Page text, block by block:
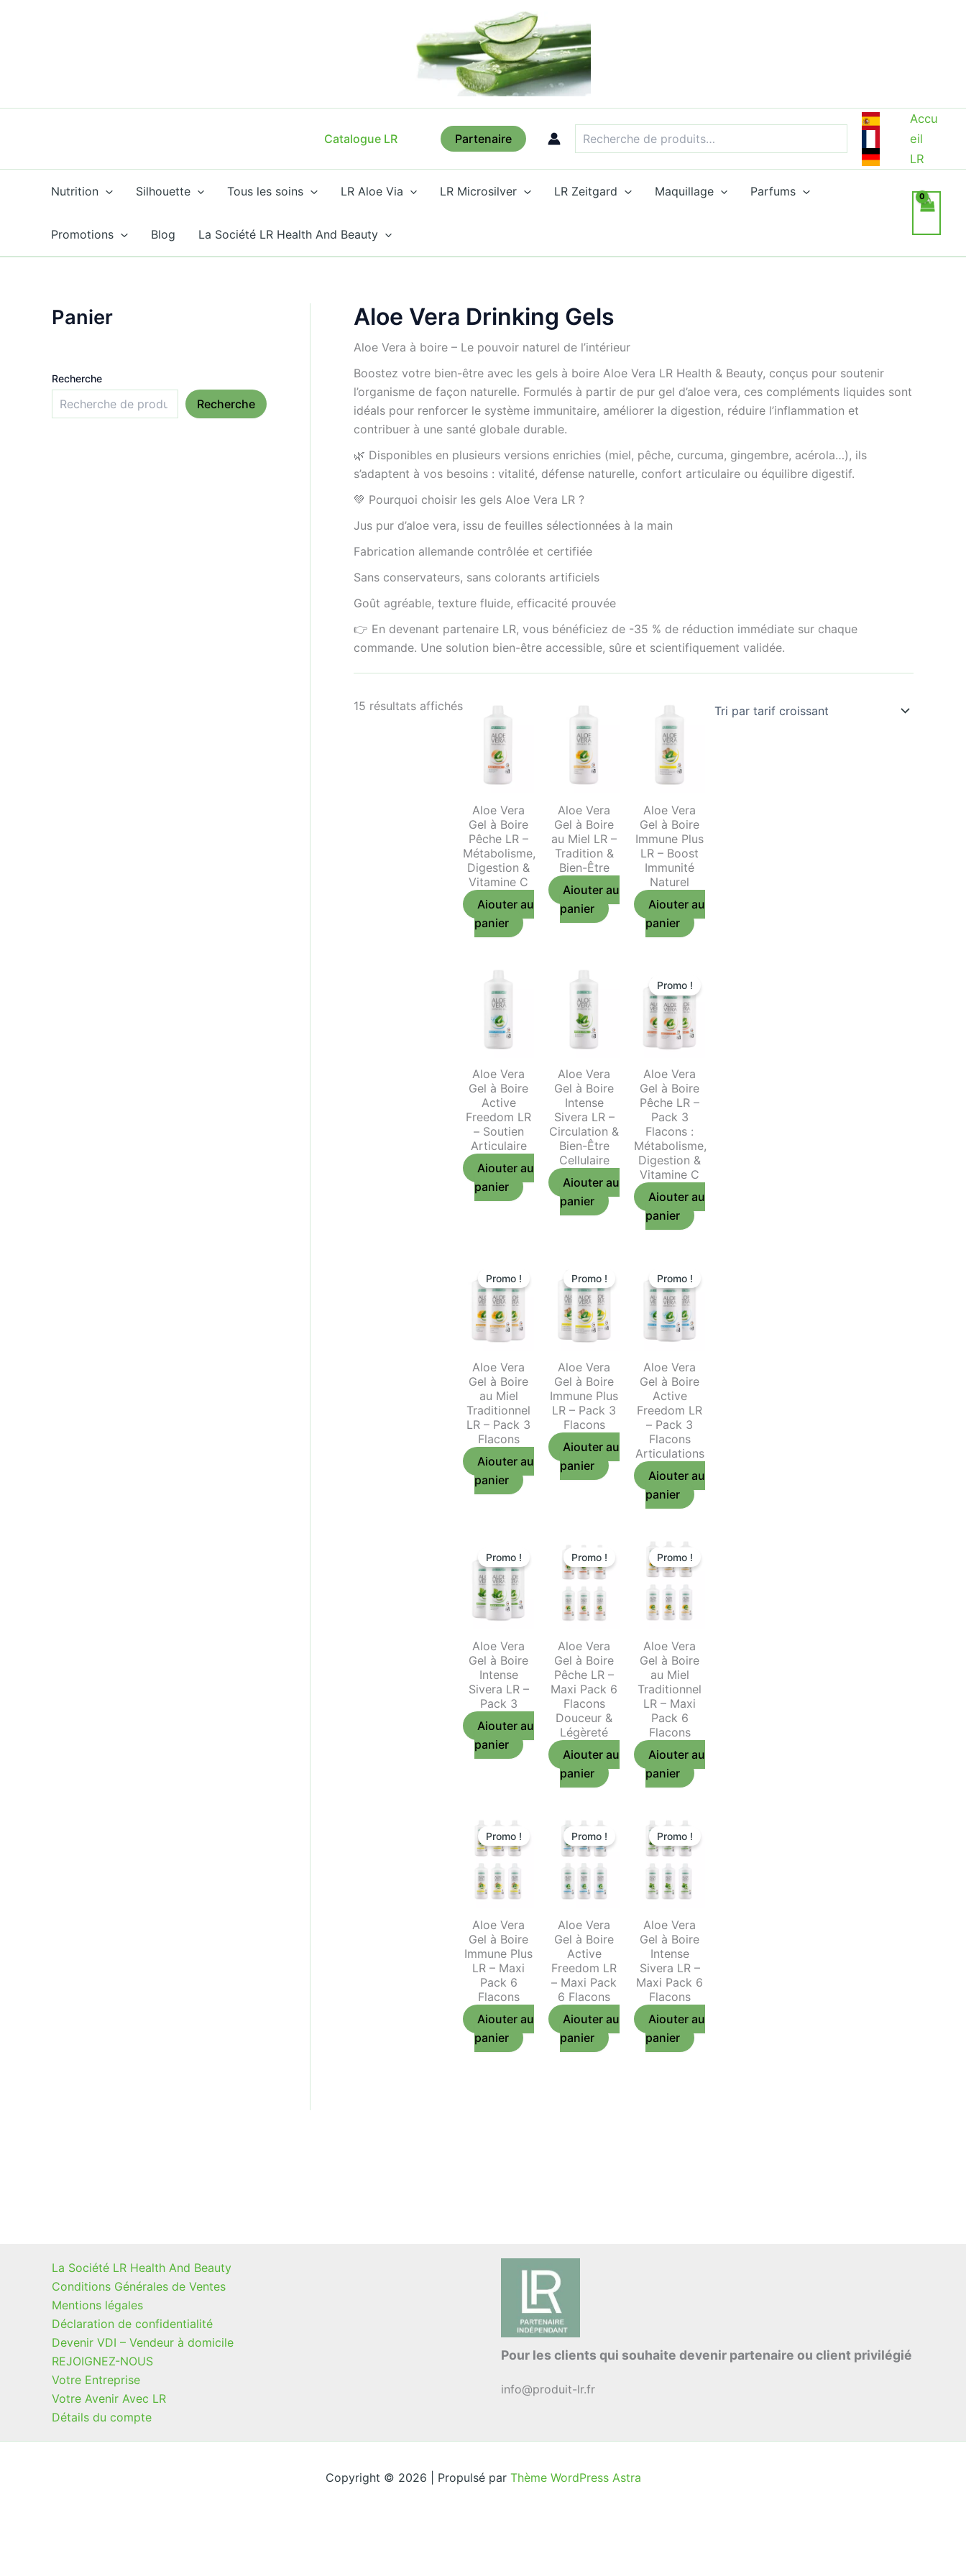
Catalogue LR Partenaire
Accu
eil
LR
Nutrition Silhouette Tous les soins LR Aloe Via LR Microsilver LR Zeitgard Maquillage Parfums
Promotions Blog La Société LR Health And Beauty
Panier
Recherche
Recherche
Aloe Vera Drinking Gels
Aloe Vera à boire – Le pouvoir naturel de l’intérieur
Boostez votre bien-être avec les gels à boire Aloe Vera LR Health & Beauty, conçus pour soutenir
l’organisme de façon naturelle. Formulés à partir de pur gel d’aloe vera, ces compléments liquides sont
idéals pour renforcer le système immunitaire, améliorer la digestion, réduire l’inflammation et
contribuer à une santé globale durable.
🌿 Disponibles en plusieurs versions enrichies (miel, pêche, curcuma, gingembre, acérola…), ils
s’adaptent à vos besoins : vitalité, défense naturelle, confort articulaire ou équilibre digestif.
💚 Pourquoi choisir les gels Aloe Vera LR ?
Jus pur d’aloe vera, issu de feuilles sélectionnées à la main
Fabrication allemande contrôlée et certifiée
Sans conservateurs, sans colorants artificiels
Goût agréable, texture fluide, efficacité prouvée
👉 En devenant partenaire LR, vous bénéficiez de -35 % de réduction immédiate sur chaque
commande. Une solution bien-être accessible, sûre et scientifiquement validée.
15 résultats affichés
par
prix
croissant
Aloe Vera
Gel à Boire
Pêche LR –
Métabolisme,
Digestion &
Vitamine C
Ajouter au
panier
Aloe Vera
Gel à Boire
au Miel LR –
Tradition &
Bien-Être
Ajouter au
panier
Aloe Vera
Gel à Boire
Immune Plus
LR – Boost
Immunité
Naturel
Ajouter au
panier
Aloe Vera
Gel à Boire
Active
Freedom LR
– Soutien
Articulaire
Ajouter au
panier
Aloe Vera
Gel à Boire
Intense
Sivera LR –
Circulation &
Bien-Être
Cellulaire
Ajouter au
panier
Promo !
Aloe Vera
Gel à Boire
Pêche LR –
Pack 3
Flacons :
Métabolisme,
Digestion &
Vitamine C
Ajouter au
panier
Promo !
Aloe Vera
Gel à Boire
au Miel
Traditionnel
LR – Pack 3
Flacons
Ajouter au
panier
Promo !
Aloe Vera
Gel à Boire
Immune Plus
LR – Pack 3
Flacons
Ajouter au
panier
Promo !
Aloe Vera
Gel à Boire
Active
Freedom LR
– Pack 3
Flacons
Articulations
Ajouter au
panier
Promo !
Aloe Vera
Gel à Boire
Intense
Sivera LR –
Pack 3
Ajouter au
panier
Promo !
Aloe Vera
Gel à Boire
Pêche LR –
Maxi Pack 6
Flacons
Douceur &
Légèreté
Ajouter au
panier
Promo !
Aloe Vera
Gel à Boire
au Miel
Traditionnel
LR – Maxi
Pack 6
Flacons
Ajouter au
panier
Promo !
Aloe Vera
Gel à Boire
Immune Plus
LR – Maxi
Pack 6
Flacons
Ajouter au
panier
Promo !
Aloe Vera
Gel à Boire
Active
Freedom LR
– Maxi Pack
6 Flacons
Ajouter au
panier
Promo !
Aloe Vera
Gel à Boire
Intense
Sivera LR –
Maxi Pack 6
Flacons
Ajouter au
panier
La Société LR Health And Beauty
Conditions Générales de Ventes
Mentions légales
Déclaration de confidentialité
Devenir VDI – Vendeur à domicile
REJOIGNEZ-NOUS
Votre Entreprise
Votre Avenir Avec LR
Détails du compte
Pour les clients qui souhaite devenir partenaire ou client privilégié
info@produit-lr.fr
Copyright © 2026 | Propulsé par Thème WordPress Astra